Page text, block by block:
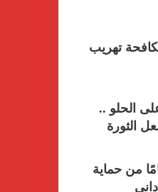
تهريب
الحلو ..
الثورة
.. 72 عامًا من حماية